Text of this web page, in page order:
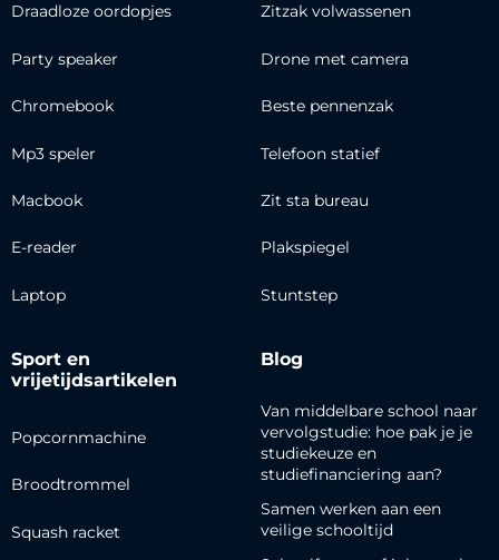
Draadloze oordopjes
Party speaker
Chromebook
Mp3 speler
Macbook
E-reader
Laptop
Zitzak volwassenen
Drone met camera
Beste pennenzak
Telefoon statief
Zit sta bureau
Plakspiegel
Stuntstep
Sport en
vrijetijdsartikelen
Popcornmachine
Broodtrommel
Squash racket
Blog
Van middelbare school naar
vervolgstudie: hoe pak je je
studiekeuze en
studiefinanciering aan?
Samen werken aan een
veilige schooltijd